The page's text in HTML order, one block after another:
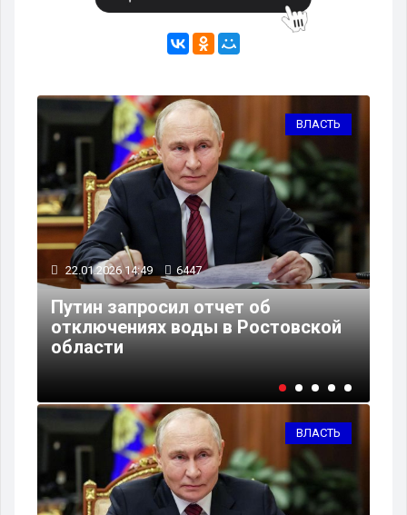
ВЛАСТЬ
30.12.2025 14:53 5724
Юрий Слюсарь: «Спорт будем
поддерживать, несмотря ни на
что»
ВЛАСТЬ